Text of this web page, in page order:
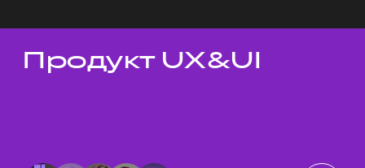
Темы докладов
Продукт UX&UI